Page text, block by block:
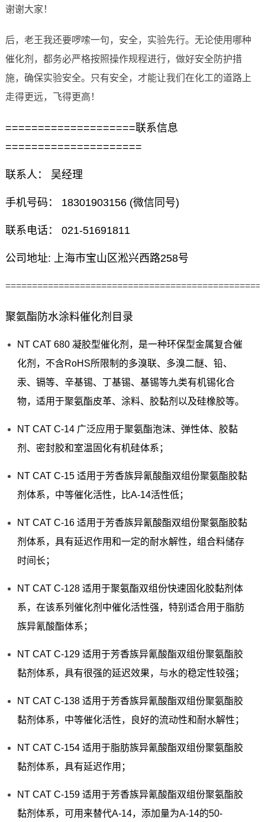
谢谢大家！
后，老王我还要啰嗦一句，安全，实验先行。无论使用哪种
催化剂，都务必严格按照操作规程进行，做好安全防护措
施，确保实验安全。只有安全，才能让我们在化工的道路上
走得更远，飞得更高！
====================联系信息
=====================
联系人： 吴经理
手机号码： 18301903156 (微信同号)
联系电话： 021-51691811
公司地址: 上海市宝山区淞兴西路258号
聚氨酯防水涂料催化剂目录
NT CAT 680 凝胶型催化剂，是一种环保型金属复合催
化剂，不含RoHS所限制的多溴联、多溴二醚、铅、
汞、镉等、辛基锡、丁基锡、基锡等九类有机锡化合
物，适用于聚氨酯皮革、涂料、胶黏剂以及硅橡胶等。
NT CAT C-14 广泛应用于聚氨酯泡沫、弹性体、胶黏
剂、密封胶和室温固化有机硅体系；
NT CAT C-15 适用于芳香族异氰酸酯双组份聚氨酯胶黏
剂体系，中等催化活性，比A-14活性低；
NT CAT C-16 适用于芳香族异氰酸酯双组份聚氨酯胶黏
剂体系，具有延迟作用和一定的耐水解性，组合料储存
时间长；
NT CAT C-128 适用于聚氨酯双组份快速固化胶黏剂体
系，在该系列催化剂中催化活性强，特别适合用于脂肪
族异氰酸酯体系；
NT CAT C-129 适用于芳香族异氰酸酯双组份聚氨酯胶
黏剂体系，具有很强的延迟效果，与水的稳定性较强；
NT CAT C-138 适用于芳香族异氰酸酯双组份聚氨酯胶
黏剂体系，中等催化活性，良好的流动性和耐水解性；
NT CAT C-154 适用于脂肪族异氰酸酯双组份聚氨酯胶
黏剂体系，具有延迟作用；
NT CAT C-159 适用于芳香族异氰酸酯双组份聚氨酯胶
黏剂体系，可用来替代A-14，添加量为A-14的50-